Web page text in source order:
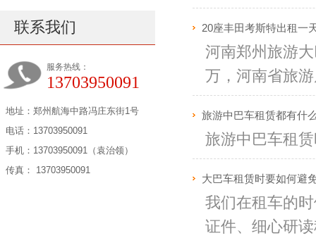
联系我们
服务热线：
13703950091
地址：郑州航海中路冯庄东街1号
电话：13703950091
手机：13703950091（袁治领）
传真： 13703950091
20座丰田考斯特出租一
河南郑州旅游
万，河南省旅
旅游中巴车租赁都有什
旅游中巴车租
大巴车租赁时要如何避
我们在租车的
证件、细心研